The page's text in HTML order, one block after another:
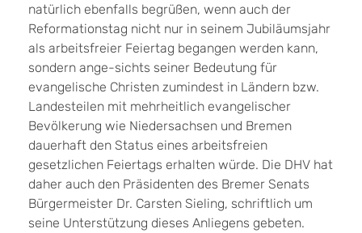
natürlich ebenfalls begrüßen, wenn auch der
Reformationstag nicht nur in seinem Jubiläumsjahr
als arbeitsfreier Feiertag begangen werden kann,
sondern ange-sichts seiner Bedeutung für
evangelische Christen zumindest in Ländern bzw.
Landesteilen mit mehrheitlich evangelischer
Bevölkerung wie Niedersachsen und Bremen
dauerhaft den Status eines arbeitsfreien
gesetzlichen Feiertags erhalten würde. Die DHV hat
daher auch den Präsidenten des Bremer Senats
Bürgermeister Dr. Carsten Sieling, schriftlich um
seine Unterstützung dieses Anliegens gebeten.